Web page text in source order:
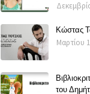
Κώστας
Μαρτίου
του